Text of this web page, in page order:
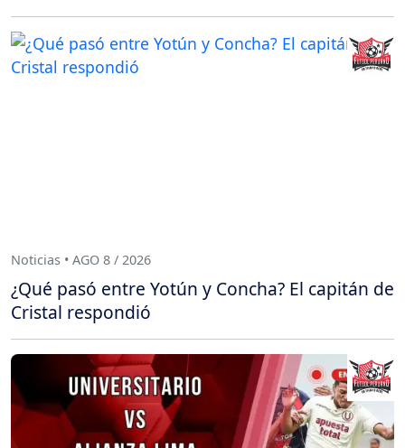
Noticias • AGO 8 / 2026
¿Qué pasó entre Yotún y Concha? El capitán de
Cristal respondió